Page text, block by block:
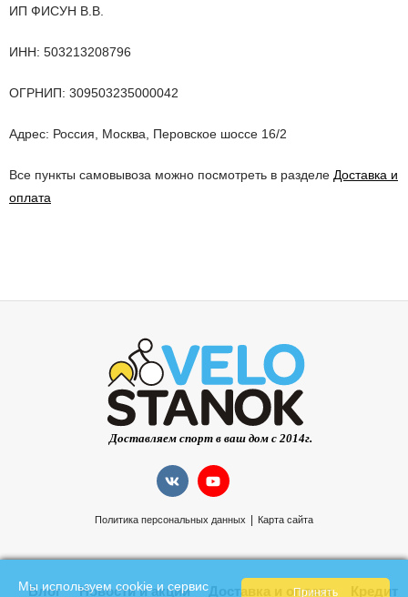
ИП ФИCУH B.B.
ИНН: 503213208796
ОГРНИП: 309503235000042
Адрес: Россия, Москва, Перовское шоссе 16/2
Все пункты самовывоза можно посмотреть в разделе Доставка и
оплата
Политика персональных данных Карта сайта
Блог Новости и акции Доставка и оплата
Мы используем cookie и сервис